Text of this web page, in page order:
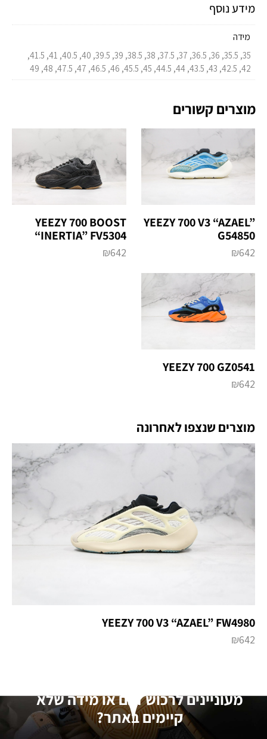
מידע נוסף
מידה
35, 35.5, 36, 36.5, 37, 37.5, 38, 38.5, 39, 39.5, 40, 40.5, 41, 41.5,
42, 42.5, 43, 43.5, 44, 44.5, 45, 45.5, 46, 46.5, 47, 47.5, 48, 49
מוצרים קשורים
YEEZY 700 V3 “AZAEL”
G54850
₪642
YEEZY 700 BOOST
“INERTIA” FV5304
₪642
YEEZY 700 GZ0541
₪642
מוצרים שנצפו לאחרונה
YEEZY 700 V3 “AZAEL” FW4980
₪642
מעוניינים לרכוש דגם או מידה שלא
קיימים באתר?